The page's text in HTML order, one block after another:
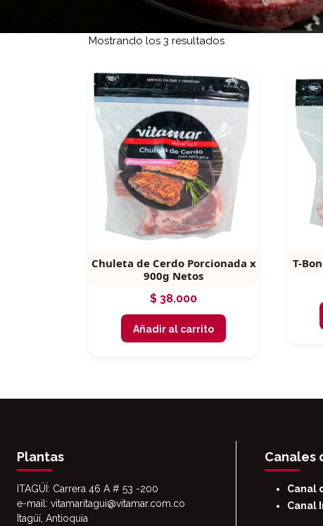
Mostrando los 3 resultadosOrdenado por los
Chuleta de Cerdo Porcionada x
900g Netos
$38.000
Añadir al carrito
T-
Plantas
ITAGÜÍ: Carrera 46 A # 53 -200
e-mail: vitamaritagui@vitamar.com.co
Itagüí, Antioquia
Canales
Canal
Canal